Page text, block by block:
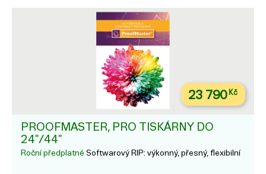
23 790Kč
PROOFMASTER, PRO TISKÁRNY DO
24"/44"
Roční předplatné Softwarový RIP: výkonný, přesný, flexibilní